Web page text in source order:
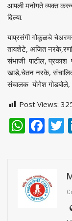
आपली मनोगते व्‍यक्‍त करुन
दिल्‍या.
याप्रसंगी गोकूळचे
तायशेटे, अजित
संभाजी पाटील, प्रकाश
खाडे,चेतन नरके,
संचालक योगेश गोडबोले,
Post Views: